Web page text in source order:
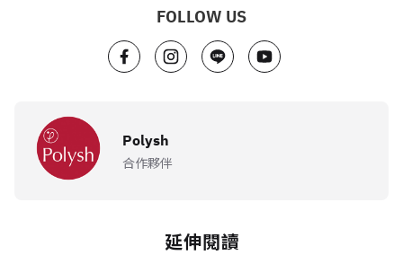
FOLLOW US
Polysh
合作夥伴
延伸閱讀